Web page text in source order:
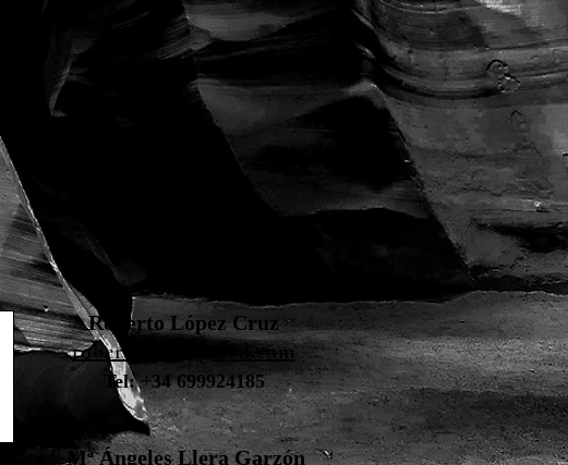
Contacto
Roberto López Cruz
robertolc66@gmail.com
Tel: +34 699924185
Mª Ángeles Llera Garzón